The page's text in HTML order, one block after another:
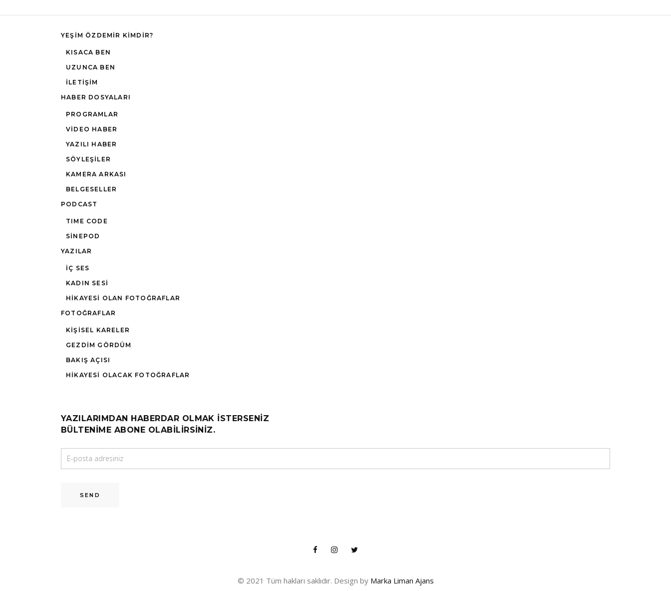
YEŞIM ÖZDEMIR KIMDIR?
KISACA BEN
UZUNCA BEN
İLETIŞIM
HABER DOSYALARI
PROGRAMLAR
VIDEO HABER
YAZILI HABER
SÖYLEŞILER
KAMERA ARKASI
BELGESELLER
PODCAST
TIME CODE
SINEPOD
YAZILAR
İÇ SES
KADIN SESI
HIKAYESI OLAN FOTOĞRAFLAR
FOTOĞRAFLAR
KIŞISEL KARELER
GEZDIM GÖRDÜM
BAKIŞ AÇISI
HIKAYESI OLACAK FOTOĞRAFLAR
YAZILARIMDAN HABERDAR OLMAK ISTERSENIZ
BÜLTENIME ABONE OLABILIRSINIZ.
© 2021 Tüm hakları saklıdır. Design by Marka Liman Ajans